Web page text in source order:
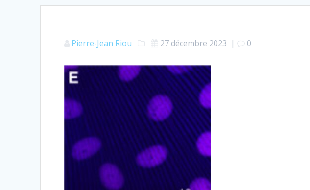
Pierre-Jean Riou 27 décembre 2023 | 0